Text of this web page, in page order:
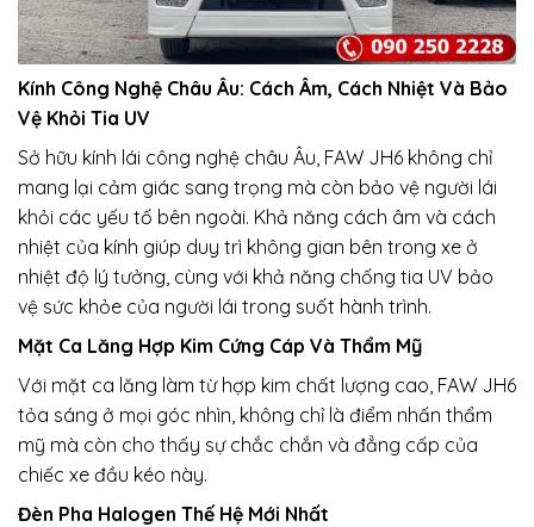
Kính Công Nghệ Châu Âu: Cách Âm, Cách Nhiệt Và Bảo
Vệ Khỏi Tia UV
Sở hữu kính lái công nghệ châu Âu, FAW JH6 không chỉ
mang lại cảm giác sang trọng mà còn bảo vệ người lái
khỏi các yếu tố bên ngoài. Khả năng cách âm và cách
nhiệt của kính giúp duy trì không gian bên trong xe ở
nhiệt độ lý tưởng, cùng với khả năng chống tia UV bảo
vệ sức khỏe của người lái trong suốt hành trình.
Mặt Ca Lăng Hợp Kim Cứng Cáp Và Thẩm Mỹ
Với mặt ca lăng làm từ hợp kim chất lượng cao, FAW JH6
tỏa sáng ở mọi góc nhìn, không chỉ là điểm nhấn thẩm
mỹ mà còn cho thấy sự chắc chắn và đẳng cấp của
chiếc xe đầu kéo này.
Đèn Pha Halogen Thế Hệ Mới Nhất